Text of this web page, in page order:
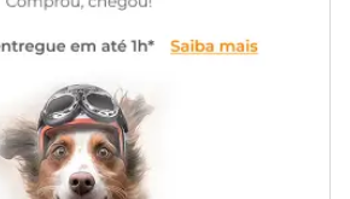
Comp.
Altura
(cm)
22
46 28